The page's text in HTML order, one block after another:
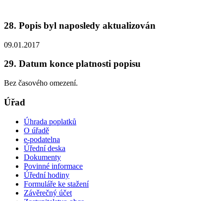
28. Popis byl naposledy aktualizován
09.01.2017
29. Datum konce platnosti popisu
Bez časového omezení.
Úřad
Úhrada poplatků
O úřadě
e-podatelna
Úřední deska
Dokumenty
Povinné informace
Úřední hodiny
Formuláře ke stažení
Závěrečný účet